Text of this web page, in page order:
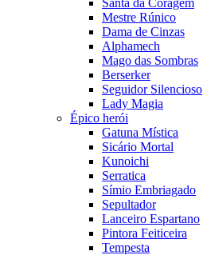
Santa da Coragem
Mestre Rúnico
Dama de Cinzas
Alphamech
Mago das Sombras
Berserker
Seguidor Silencioso
Lady Magia
Épico herói
Gatuna Mística
Sicário Mortal
Kunoichi
Serratica
Símio Embriagado
Sepultador
Lanceiro Espartano
Pintora Feiticeira
Tempesta